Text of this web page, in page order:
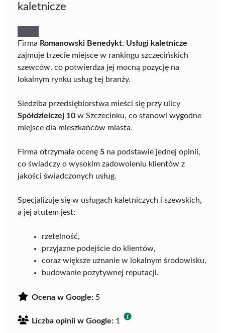
kaletnicze
Firma Romanowski Benedykt. Usługi kaletnicze
zajmuje trzecie miejsce w rankingu szczecińskich
szewców, co potwierdza jej mocną pozycję na
lokalnym rynku usług tej branży.
Siedziba przedsiębiorstwa mieści się przy ulicy
Spółdzielczej 10 w Szczecinku, co stanowi wygodne
miejsce dla mieszkańców miasta.
Firma otrzymała ocenę 5 na podstawie jednej opinii,
co świadczy o wysokim zadowoleniu klientów z
jakości świadczonych usług.
Specjalizuje się w usługach kaletniczych i szewskich,
a jej atutem jest:
rzetelność,
przyjazne podejście do klientów,
coraz większe uznanie w lokalnym środowisku,
budowanie pozytywnej reputacji.
Ocena w Google: 5
Liczba opinii w Google: 1